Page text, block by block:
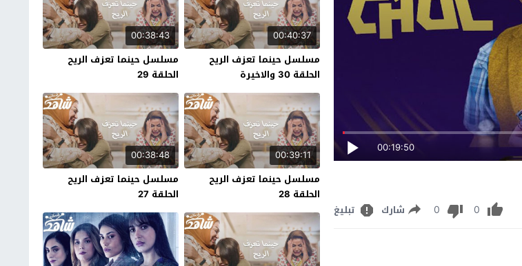
00:19:50
0
0 شارك تبليغ
00:40:37
مسلسل حينما تعزف الريح
الحلقة 30 والاخيرة
00:38:43
مسلسل حينما تعزف الريح
الحلقة 29
00:39:11
مسلسل حينما تعزف الريح
الحلقة 28
00:38:48
مسلسل حينما تعزف الريح
الحلقة 27